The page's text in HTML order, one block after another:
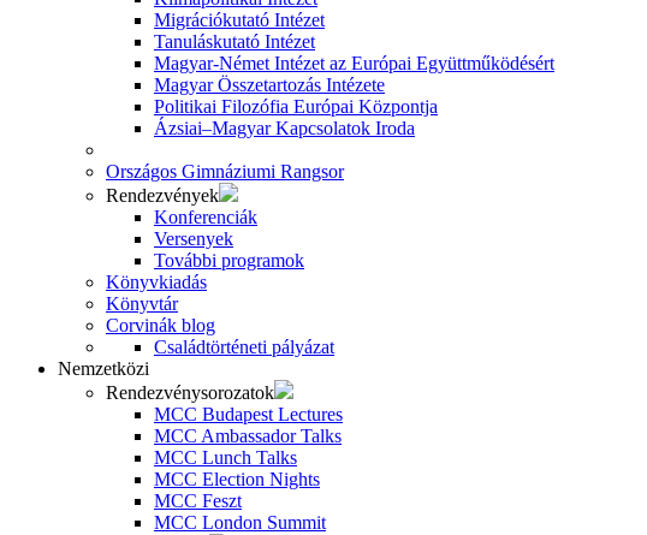
Migrációkutató Intézet
Tanuláskutató Intézet
Magyar-Német Intézet az Európai Együttműködésért
Magyar Összetartozás Intézete
Politikai Filozófia Európai Központja
Ázsiai–Magyar Kapcsolatok Iroda
Országos Gimnáziumi Rangsor
Rendezvények
Konferenciák
Versenyek
További programok
Könyvkiadás
Könyvtár
Corvinák blog
Családtörténeti pályázat
Nemzetközi
Rendezvénysorozatok
MCC Budapest Lectures
MCC Ambassador Talks
MCC Lunch Talks
MCC Election Nights
MCC Feszt
MCC London Summit